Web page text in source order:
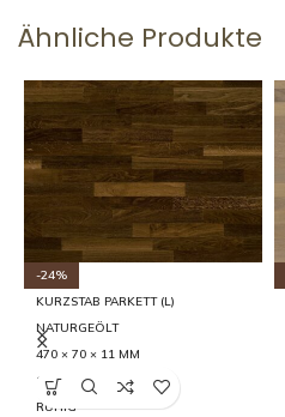
Ähnliche Produkte
-24%
KURZSTAB PARKETT (L)
NATURGEÖLT
470 × 70 × 11 MM
14 RUHIG
RUHIG